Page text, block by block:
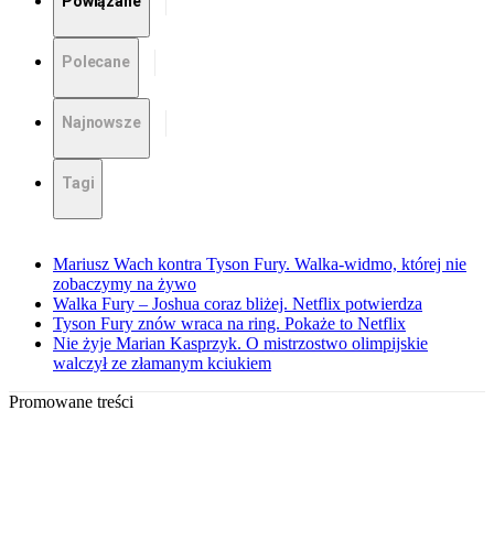
Polecane
Najnowsze
Tagi
Mariusz Wach kontra Tyson Fury. Walka-widmo, której nie
zobaczymy na żywo
Walka Fury – Joshua coraz bliżej. Netflix potwierdza
Tyson Fury znów wraca na ring. Pokaże to Netflix
Nie żyje Marian Kasprzyk. O mistrzostwo olimpijskie
walczył ze złamanym kciukiem
Promowane treści